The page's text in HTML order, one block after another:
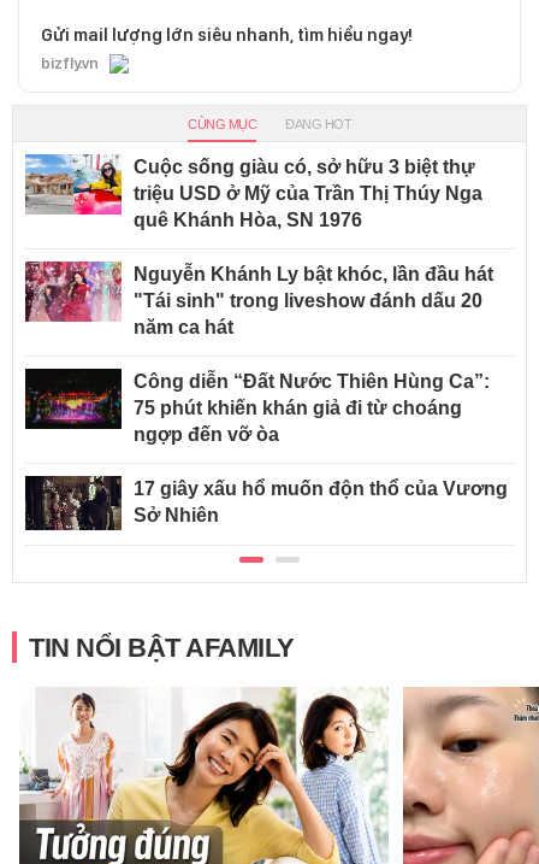
Gửi mail lượng lớn siêu nhanh, tìm hiểu ngay!
bizfly.vn
CÙNG MỤC ĐANG HOT
Cuộc sống giàu có, sở hữu 3 biệt thự
triệu USD ở Mỹ của Trần Thị Thúy Nga
quê Khánh Hòa, SN 1976
Nguyễn Khánh Ly bật khóc, lần đầu hát
"Tái sinh" trong liveshow đánh dấu 20
năm ca hát
Công diễn “Đất Nước Thiên Hùng Ca”:
75 phút khiến khán giả đi từ choáng
ngợp đến vỡ òa
17 giây xấu hổ muốn độn thổ của Vương
Sở Nhiên
TIN NỔI BẬT AFAMILY